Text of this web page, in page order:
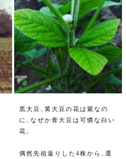
黒大豆、黄大豆の花は紫なの
に、なぜか青大豆は可憐な白い
花。
偶然先祖返りした4株から、選